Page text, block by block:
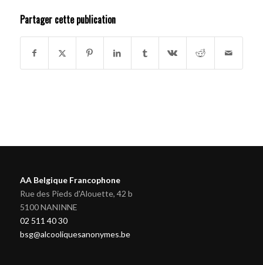
Partager cette publication
AA Belgique Francophone
Rue des Pieds d'Alouette, 42 b
5100 NANINNE
02 511 40 30
bsg@alcooliquesanonymes.be